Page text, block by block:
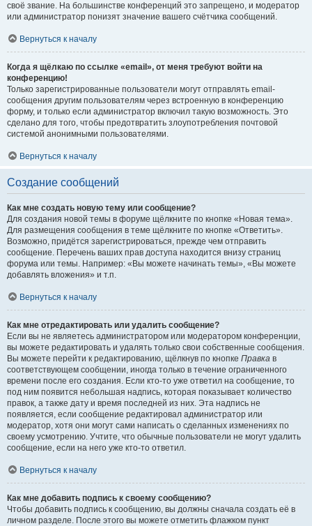
своё звание. На большинстве конференций это запрещено, и модератор
или администратор понизят значение вашего счётчика сообщений.
Вернуться к началу
Когда я щёлкаю по ссылке «email», от меня требуют войти на
конференцию!
Только зарегистрированные пользователи могут отправлять email-
сообщения другим пользователям через встроенную в конференцию
форму, и только если администратор включил такую возможность. Это
сделано для того, чтобы предотвратить злоупотребления почтовой
системой анонимными пользователями.
Вернуться к началу
Создание сообщений
Как мне создать новую тему или сообщение?
Для создания новой темы в форуме щёлкните по кнопке «Новая тема».
Для размещения сообщения в теме щёлкните по кнопке «Ответить».
Возможно, придётся зарегистрироваться, прежде чем отправить
сообщение. Перечень ваших прав доступа находится внизу страниц
форума или темы. Например: «Вы можете начинать темы», «Вы можете
добавлять вложения» и т.п.
Вернуться к началу
Как мне отредактировать или удалить сообщение?
Если вы не являетесь администратором или модератором конференции,
вы можете редактировать и удалять только свои собственные сообщения.
Вы можете перейти к редактированию, щёлкнув по кнопке Правка в
соответствующем сообщении, иногда только в течение ограниченного
времени после его создания. Если кто-то уже ответил на сообщение, то
под ним появится небольшая надпись, которая показывает количество
правок, а также дату и время последней из них. Эта надпись не
появляется, если сообщение редактировал администратор или
модератор, хотя они могут сами написать о сделанных изменениях по
своему усмотрению. Учтите, что обычные пользователи не могут удалить
сообщение, если на него уже кто-то ответил.
Вернуться к началу
Как мне добавить подпись к своему сообщению?
Чтобы добавить подпись к сообщению, вы должны сначала создать её в
личном разделе. После этого вы можете отметить флажком пункт